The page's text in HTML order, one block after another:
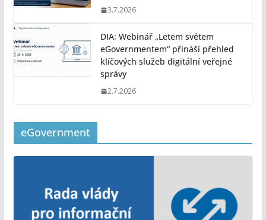
3.7.2026
DIA: Webinář „Letem světem
eGovernmentem“ přináší přehled
klíčových služeb digitální veřejné
správy
2.7.2026
eGovernment